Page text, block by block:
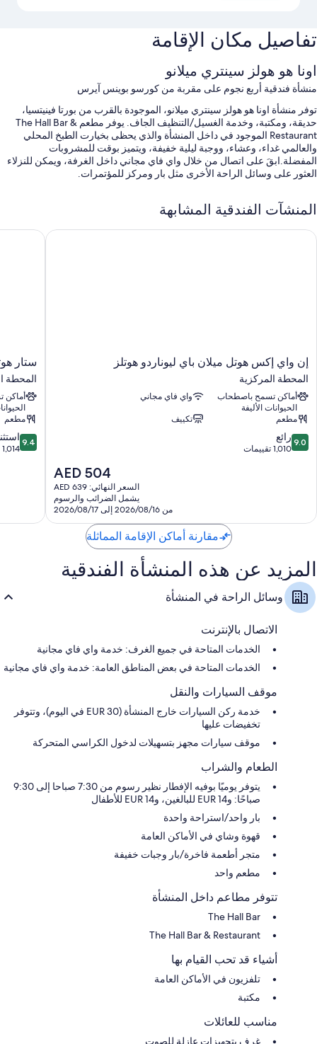
تفاصيل مكان الإقامة
اونا هو هولز سينتري ميلانو
منشأة فندقية أربع نجوم على مقربة من كورسو بوينس آيرس
توفر منشأة اونا هو هولز سينتري ميلانو، الموجودة بالقرب من بورتا فينيتسيا،
حديقة، ومكتبة، وخدمة الغسيل/التنظيف الجاف. يوفر مطعم The Hall Bar &
Restaurant الموجود في داخل المنشأة والذي يحظى بخيارت الطبخ المحلي
والعالمي غداء، وعشاء، ووجبة ليلية خفيفة، ويتميز بوقت للمشروبات
المفضلة.ابقَ على اتصال من خلال واي فاي مجاني داخل الغرفة، ويمكن للنزلاء
العثور على وسائل الراحة الأخرى مثل بار ومركز للمؤتمرات.
بوفيه فطور (برسوم إضافية)، ومكتب استقبال مفتوح 24 ساعة، ومصعد
فريق عمل يجيد التحدث بعدة لغات، وخزانة للأمانات في مكتب الاستقبال،
للكمبيوتر المحمول، إلى جانب أدق اللمسات المدروسة مثل إنترنت لاسلكي
مجاناً وتكييف. يُعطي النزلاء تقييمات عالية فيما يتعلق بكل من نظافة غرف النزلاء
وراحة الغرف في المنشأة الفندقية.
تتضمن وسائل الراحة الإضافية:
حمامات مزودة بدُش غزير ومراحيض شطف
تلفزيونات بشاشة مسطحة مزودة بقنوات فضائية
دواليب/خزائن ملابس، وتدفئة، وخدمة تنظيف الغرف يوميًا
المنشآت الفندقية المشابهة
إن
واي
إكس
هوتل
ميلان
باي
ليوناردو
هوتلز
إن واي إكس هوتل ميلان باي ليوناردو هوتلز
المحطة المركزية
أماكن تسمح باصطحاب
الحيوانات الأليفة
واي فاي مجاني
مطعم
تكييف
9.0
من
9.0 رائع
1,010 تقييمات
السعر
الحالي
هو
AED
504
AED 504
السعر النهائي: AED 639
يشمل الضرائب والرسوم
من 2026/08/16 إلى 2026/08/17
إن واي إكس هوتل ميلان باي ليوناردو هوتلز
ستار
هوتلز
إيكو
هوتل
المحطة
المركزية
ستار
المحطة
مطعم
9.4
من
9.4
1,014 تقييمًا
ستار
مقارنة أماكن الإقامة المماثلة
المزيد عن هذه المنشأة الفندقية
وسائل الراحة في المنشأة
الاتصال بالإنترنت
الخدمات المتاحة في جميع الغرف: خدمة واي فاي مجانية
الخدمات المتاحة في بعض المناطق العامة: خدمة واي فاي مجانية
موقف السيارات والنقل
خدمة ركن السيارات خارج المنشأة (EUR 30 في اليوم)، وتتوفر
تخفيضات عليها
موقف سيارات مجهز بتسهيلات لدخول الكراسي المتحركة
الطعام والشراب
يتوفر يوميًا بوفيه الإفطار نظير رسوم من 7:30 صباحا إلى 9:30
صباحًا: و14 EUR للبالغين، و14 EUR للأطفال
بار واحد/استراحة واحدة
قهوة وشاي في الأماكن العامة
متجر أطعمة فاخرة/بار وجبات خفيفة
مطعم واحد
تتوفر مطاعم داخل المنشأة
The Hall Bar
The Hall Bar & Restaurant
أشياء قد تحب القيام بها
تلفزيون في الأماكن العامة
مكتبة
مناسب للعائلات
غرف بتجهيزات عازلة للصوت